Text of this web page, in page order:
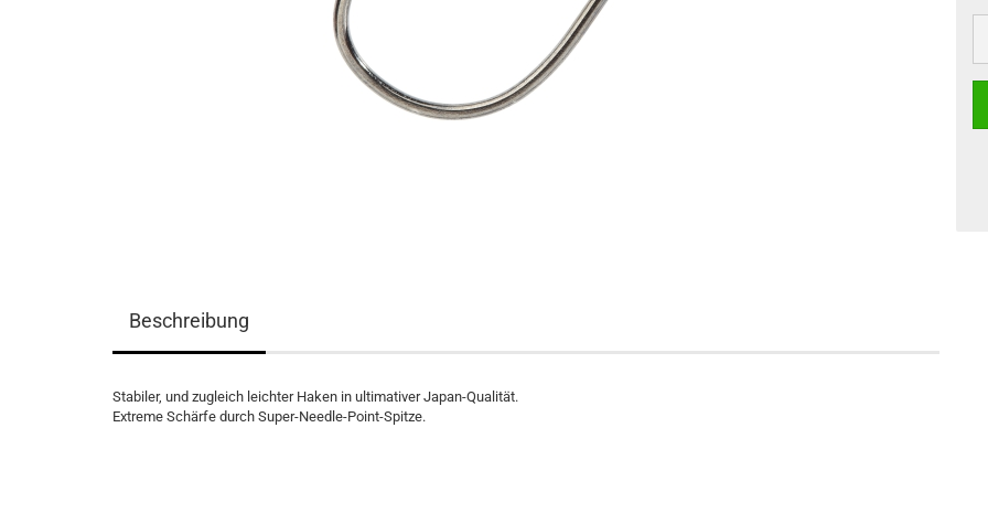
Beschreibung
Stabiler, und zugleich leichter Haken in ultimativer Japan-Qualität.
Extreme Schärfe durch Super-Needle-Point-Spitze.